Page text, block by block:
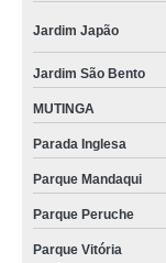
Jardim Japão
Jardim São Bento
MUTINGA
Parada Inglesa
Parque Mandaqui
Parque Peruche
Parque Vitória